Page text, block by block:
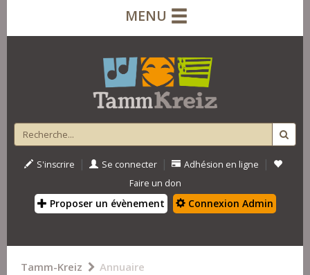
MENU
S'inscrire | Se connecter | Adhésion en ligne |
Faire un don
Proposer un évènement Connexion Admin
Tamm-Kreiz Annuaire